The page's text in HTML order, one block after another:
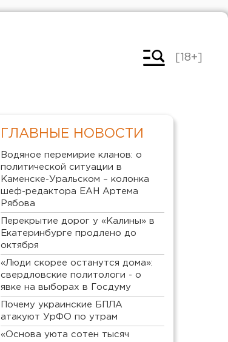
[18+]
ГЛАВНЫЕ НОВОСТИ
Водяное перемирие кланов: о
политической ситуации в
Каменске-Уральском – колонка
шеф-редактора ЕАН Артема
Рябова
Перекрытие дорог у «Калины» в
Екатеринбурге продлено до
октября
«Люди скорее останутся дома»:
свердловские политологи - о
явке на выборах в Госдуму
Почему украинские БПЛА
атакуют УрФО по утрам
«Основа уюта сотен тысяч